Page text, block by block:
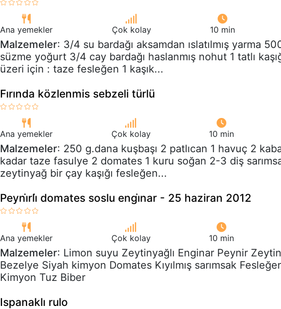
Ana yemekler Çok kolay 10 min
Malzemeler: 3/4 su bardağı aksamdan ıslatılmış yarma
süzme yoğurt 3/4 cay bardağı haslanmış nohut 1 tatlı
üzeri için : taze fesleğen 1 kaşık...
Fırında közlenmis sebzeli türlü
Ana yemekler Çok kolay 10 min
Malzemeler: 250 g.dana kuşbaşı 2 patlıcan 1 havuç 2
kadar taze fasulye 2 domates 1 kuru soğan 2-3 diş
zeytinyağ bir çay kaşığı fesleğen...
Peyni̇rli̇ domates soslu engi̇nar - 25 haziran 2012
Ana yemekler Çok kolay 10 min
Malzemeler: Limon suyu Zeytinyağlı Enginar Peynir
Bezelye Siyah kimyon Domates Kıyılmış sarımsak
Kimyon Tuz Biber
Ispanaklı rulo